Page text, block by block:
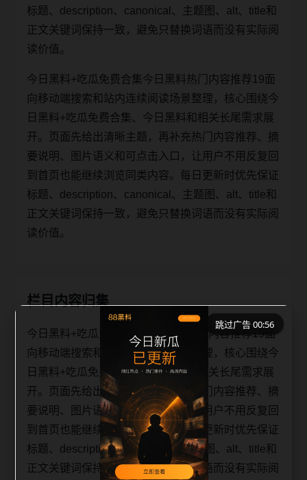
标题、description、canonical、主题图、alt、title和
正文关键词保持一致，避免只替换词语而没有实际阅
读价值。
今日黑料+吃瓜免费合集今日黑料热门内容推荐19面
向移动端搜索和站内连续阅读场景整理，核心围绕今
日黑料+吃瓜免费合集、今日黑料和相关长尾需求展
开。页面先给出清晰主题，再补充热门内容推荐、摘
要说明、图片语义和可点击入口，让用户不用反复回
到首页也能继续浏览同类内容。每日更新时优先保证
标题、description、canonical、主题图、alt、title和
正文关键词保持一致，避免只替换词语而没有实际阅
读价值。
栏目内容归集
今日黑料+吃瓜免费合集今日黑料热门内容推荐19面
向移动端搜索和站内连续阅读场景整理，核心围绕今
日黑料+吃瓜免费合集、今日黑料和相关长尾需求展
开。页面先给出清晰主题，再补充热门内容推荐、摘
要说明、图片语义和可点击入口，让用户不用反复回
到首页也能继续浏览同类内容。每日更新时优先保证
标题、description、canonical、主题图、alt、title和
正文关键词保持一致，避免只替换词语而没有实际阅
跳过广告 00:56